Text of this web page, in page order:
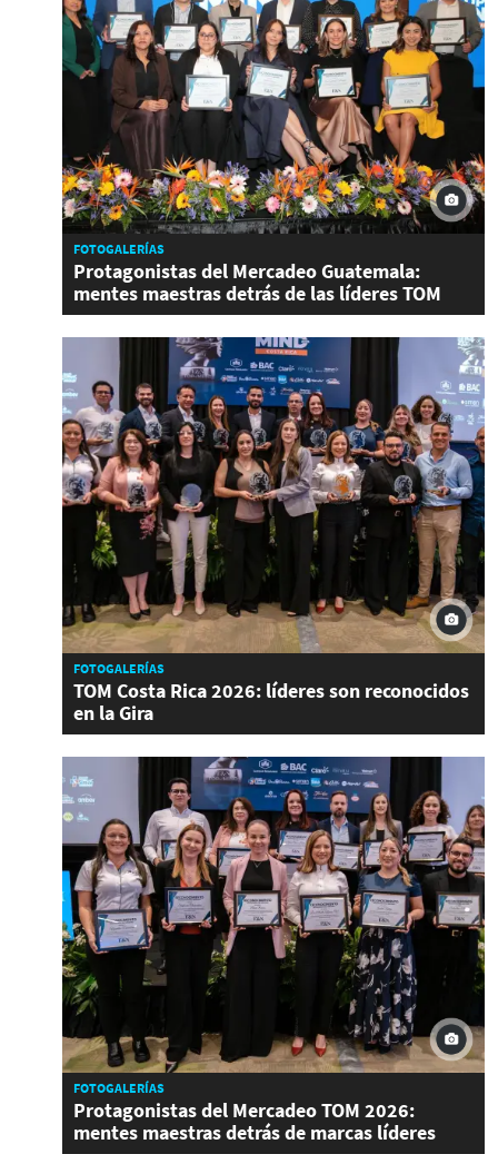
FOTOGALERÍAS
Protagonistas del Mercadeo Guatemala:
mentes maestras detrás de las líderes TOM
FOTOGALERÍAS
TOM Costa Rica 2026: líderes son reconocidos
en la Gira
FOTOGALERÍAS
Protagonistas del Mercadeo TOM 2026:
mentes maestras detrás de marcas líderes